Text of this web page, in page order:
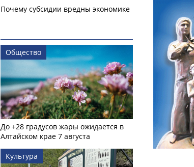
Почему субсидии вредны экономике
Общество
До +28 градусов жары ожидается в
Алтайском крае 7 августа
Культура